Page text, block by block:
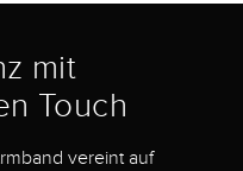
mit
Touch
vereint auf